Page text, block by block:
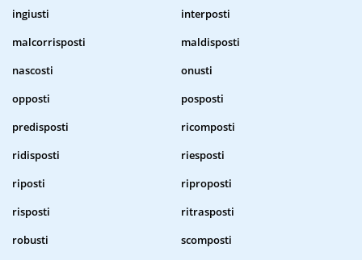
ingiusti
interposti
malcorrisposti
maldisposti
nascosti
onusti
opposti
posposti
predisposti
ricomposti
ridisposti
riesposti
riposti
riproposti
risposti
ritrasposti
robusti
scomposti